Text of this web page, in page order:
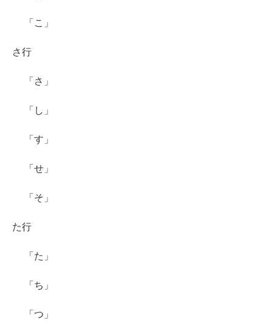
「こ」
さ行
「さ」
「し」
「す」
「せ」
「そ」
た行
「た」
「ち」
「つ」